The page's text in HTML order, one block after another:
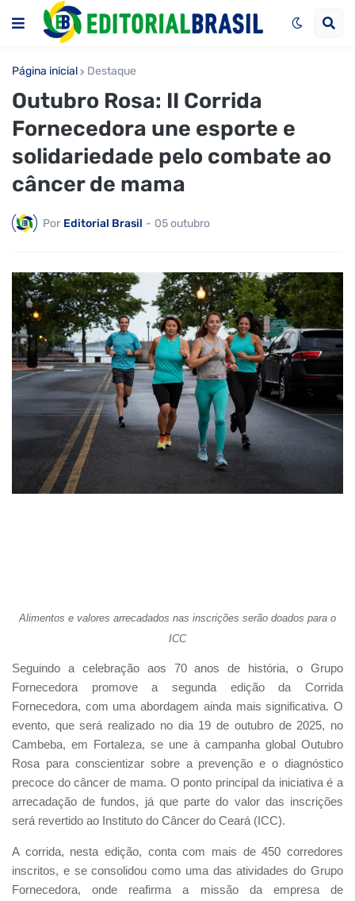
Página inicial Destaque
Outubro Rosa: II Corrida
Fornecedora une esporte e
solidariedade pelo combate ao
câncer de mama
Por Editorial Brasil - 05 outubro
Alimentos e valores arrecadados nas inscrições serão doados para o
ICC
Seguindo a celebração aos 70 anos de história, o Grupo
Fornecedora promove a segunda edição da Corrida
Fornecedora, com uma abordagem ainda mais significativa. O
evento, que será realizado no dia 19 de outubro de 2025, no
Cambeba, em Fortaleza, se une à campanha global Outubro
Rosa para conscientizar sobre a prevenção e o diagnóstico
precoce do câncer de mama. O ponto principal da iniciativa é a
arrecadação de fundos, já que parte do valor das inscrições
será revertido ao Instituto do Câncer do Ceará (ICC).
A corrida, nesta edição, conta com mais de 450 corredores
inscritos, e se consolidou como uma das atividades do Grupo
Fornecedora, onde reafirma a missão da empresa de